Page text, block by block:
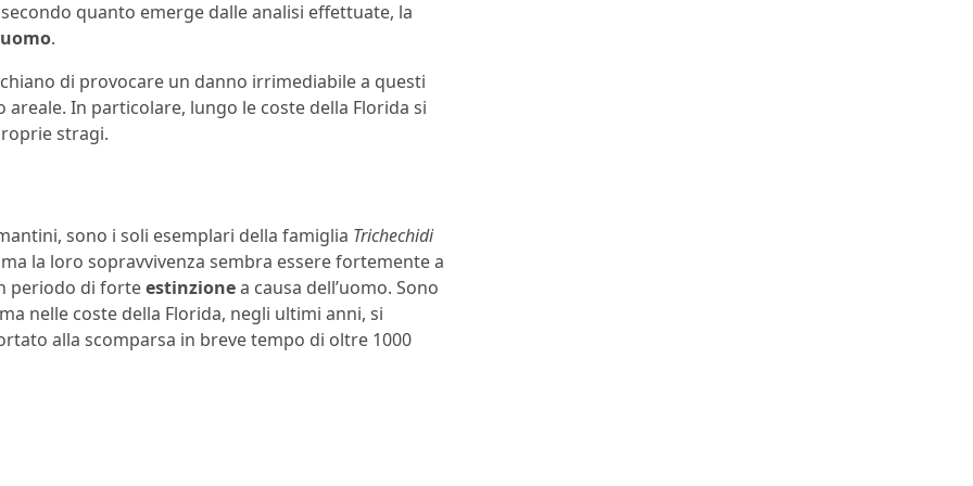
quanto emerge dalle analisi effettuate, la
uomo.
di provocare un danno irrimediabile a questi
In particolare, lungo le coste della Florida si
stragi.
sono i soli esemplari della famiglia Trichechidi
la loro sopravvivenza sembra essere fortemente a
periodo di forteestinzionea causa dell’uomo. Sono
nelle coste della Florida, negli ultimi anni, si
alla scomparsa in breve tempo di oltre 1000